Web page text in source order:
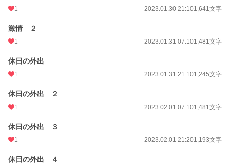
1 2023.01.30 21:101,641文字
激情 ２
1 2023.01.31 07:101,481文字
休日の外出
1 2023.01.31 21:101,245文字
休日の外出 ２
1 2023.02.01 07:101,481文字
休日の外出 ３
1 2023.02.01 21:201,193文字
休日の外出 ４